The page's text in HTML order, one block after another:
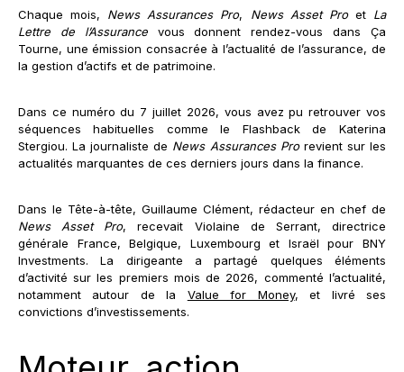
Chaque mois, News Assurances Pro, News Asset Proet La
Lettre de l’Assurancevous donnent rendez-vous dans Ça
Tourne, une émission consacrée à l’actualité de l’assurance, de
la gestion d’actifs et de patrimoine.
Dans ce numéro du 7 juillet 2026, vous avez pu retrouver vos
séquences habituelles comme le Flashback de Katerina
Stergiou. La journaliste de News Assurances Prorevient sur les
actualités marquantes de ces derniers jours dans la finance.
Dans le Tête-à-tête, Guillaume Clément, rédacteur en chef de
News Asset Pro, recevait Violaine de Serrant, directrice
générale France, Belgique, Luxembourg et Israël pour BNY
Investments. La dirigeante a partagé quelques éléments
d’activité sur les premiers mois de 2026, commenté l’actualité,
notamment autour de la Value for Money, et livré ses
convictions d’investissements.